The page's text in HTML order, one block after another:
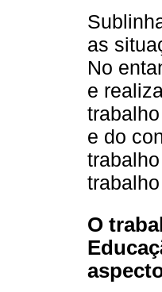
as
No
e
e do
O